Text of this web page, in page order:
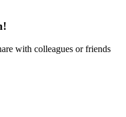
with colleagues or friends